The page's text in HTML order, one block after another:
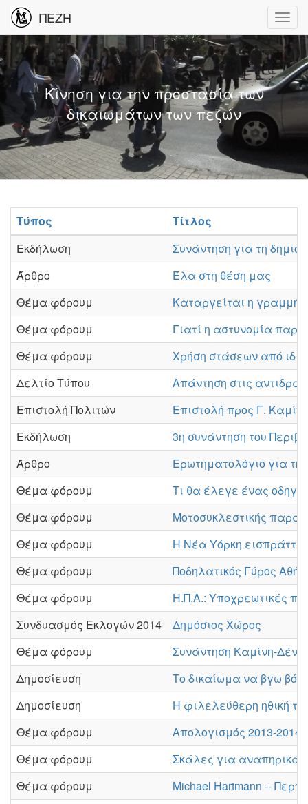
ΠΕΖΗ
Κίνηση για την προστασία των
δικαιωμάτων των πεζών
Τύπος
Τίτλος
Εκδήλωση
Συνάντηση για τη
Άρθρο
Έλα στη θέση μας
Θέμα φόρουμ
Καταργείται η γραμμή
Θέμα φόρουμ
Γιατί η αστυνομία
Θέμα φόρουμ
Χρήση στάσεων από
Δελτίο Τύπου
Απάντηση στις
Επιστολή Πολιτών
Επιστολή προς Γ.
Εκδήλωση
3η συνάντηση του
Άρθρο
Ερωτηματολόγιο για
Θέμα φόρουμ
Τι θα έλεγε ένας
Θέμα φόρουμ
Μοτοσυκλεστικής
Θέμα φόρουμ
Η Νέα Υόρκη
Θέμα φόρουμ
Ποδηλατικός Γύρος
Θέμα φόρουμ
Η.Π.Α.: Υποχρεωτικές
Συνδυασμός Εκλογών 2014
Δημόσιος Χώρος
Θέμα φόρουμ
Συνάντηση Καμίνη-
Δημοσίευση
Το δικαίωμα να βγω
Δημοσίευση
Η φιλελεύθερη ηθική
Θέμα φόρουμ
Απολογισμός 2013-2014
Θέμα φόρουμ
Σκάλες για αναπηρικά
Θέμα φόρουμ
Michael Hartmann --